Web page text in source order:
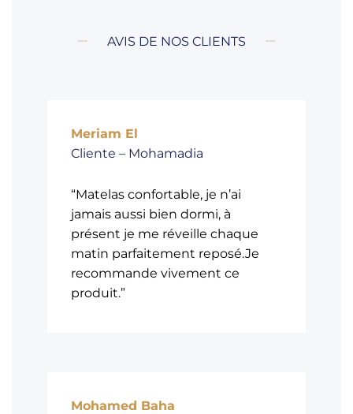
AVIS DE NOS CLIENTS
Meriam El
Cliente – Mohamadia
“Matelas confortable, je n’ai
jamais aussi bien dormi, à
présent je me réveille chaque
matin parfaitement reposé.Je
recommande vivement ce
produit.”
Mohamed Baha